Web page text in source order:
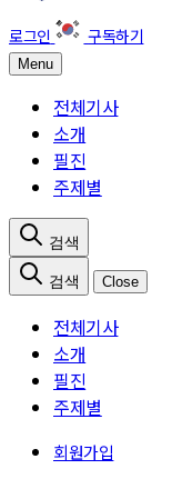
Menu
전체기사
소개
필진
주제별
Close
전체기사
소개
필진
주제별